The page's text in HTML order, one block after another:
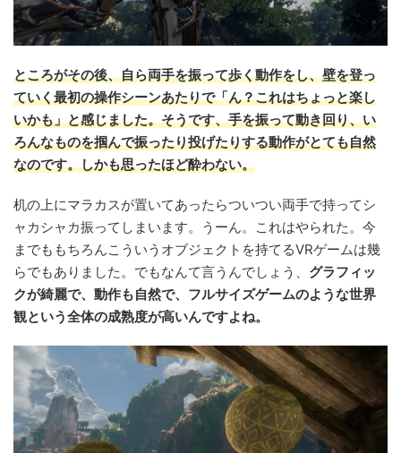
ところがその後、自ら両手を振って歩く動作をし、壁を登っ
ていく最初の操作シーンあたりで「ん？これはちょっと楽し
いかも」と感じました。そうです、手を振って動き回り、い
ろんなものを掴んで振ったり投げたりする動作がとても自然
なのです。しかも思ったほど酔わない。
机の上にマラカスが置いてあったらついつい両手で持ってシ
ャカシャカ振ってしまいます。うーん。これはやられた。今
までももちろんこういうオブジェクトを持てるVRゲームは幾
らでもありました。でもなんて言うんでしょう、 グラフィッ
クが綺麗で、動作も自然で、フルサイズゲームのような世界
観という全体の成熟度が高いんですよね。